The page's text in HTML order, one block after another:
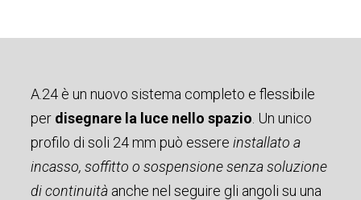
A.24 è un nuovo sistema completo e flessibile
per disegnare la luce nello spazio . Un unico
profilo di soli 24 mm può essere installato a
incasso, soffitto o sospensione senza soluzione
di continuità anche nel seguire gli angoli su una